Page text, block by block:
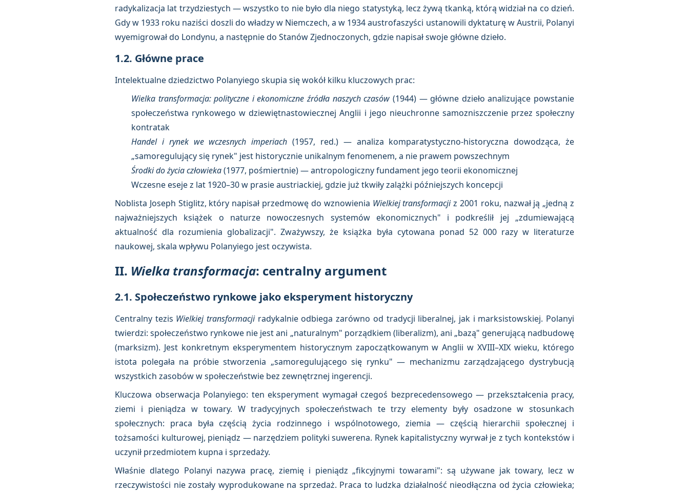
radykalizacja lat trzydziestych — wszystko to nie było dla niego statystyką, lecz żywą tkanką, którą widział na co dzień.
Gdy w 1933 roku naziści doszli do władzy w Niemczech, a w 1934 austrofaszyści ustanowili dyktaturę w Austrii, Polanyi
wyemigrował do Londynu, a następnie do Stanów Zjednoczonych, gdzie napisał swoje główne dzieło.
1.2. Główne prace
Intelektualne dziedzictwo Polanyiego skupia się wokół kilku kluczowych prac:
Wielka transformacja: polityczne i ekonomiczne źródła naszych czasów (1944) — główne dzieło analizujące powstanie
społeczeństwa rynkowego w dziewiętnastowiecznej Anglii i jego nieuchronne samozniszczenie przez społeczny
kontratak
Handel i rynek we wczesnych imperiach (1957, red.) — analiza komparatystyczno-historyczna dowodząca, że
„samoregulujący się rynek" jest historycznie unikalnym fenomenem, a nie prawem powszechnym
Środki do życia człowieka(1977, pośmiertnie) — antropologiczny fundament jego teorii ekonomicznej
Wczesne eseje z lat 1920–30 w prasie austriackiej, gdzie już tkwiły zalążki późniejszych koncepcji
Noblista Joseph Stiglitz, który napisał przedmowę do wznowienia Wielkiej transformacjiz 2001 roku, nazwał ją „jedną z
najważniejszych książek o naturze nowoczesnych systemów ekonomicznych" i podkreślił jej „zdumiewającą
aktualność dla rozumienia globalizacji". Zważywszy, że książka była cytowana ponad 52 000 razy w literaturze
naukowej, skala wpływu Polanyiego jest oczywista.
II. Wielka transformacja: centralny argument
2.1. Społeczeństwo rynkowe jako eksperyment historyczny
Centralny tezis Wielkiej transformacjiradykalnie odbiega zarówno od tradycji liberalnej, jak i marksistowskiej. Polanyi
twierdzi: społeczeństwo rynkowe nie jest ani „naturalnym" porządkiem (liberalizm), ani „bazą" generującą nadbudowę
(marksizm). Jest konkretnym eksperymentem historycznym zapoczątkowanym w Anglii w XVIII–XIX wieku, którego
istota polegała na próbie stworzenia „samoregulującego się rynku" — mechanizmu zarządzającego dystrybucją
wszystkich zasobów w społeczeństwie bez zewnętrznej ingerencji.
Kluczowa obserwacja Polanyiego: ten eksperyment wymagał czegoś bezprecedensowego — przekształcenia pracy,
ziemi i pieniądza w towary. W tradycyjnych społeczeństwach te trzy elementy były osadzone w stosunkach
społecznych: praca była częścią życia rodzinnego i wspólnotowego, ziemia — częścią hierarchii społecznej i
tożsamości kulturowej, pieniądz — narzędziem polityki suwerena. Rynek kapitalistyczny wyrwał je z tych kontekstów i
uczynił przedmiotem kupna i sprzedaży.
Właśnie dlatego Polanyi nazywa pracę, ziemię i pieniądz „fikcyjnymi towarami": są używane jak towary, lecz w
rzeczywistości nie zostały wyprodukowane na sprzedaż. Praca to ludzka działalność nieodłączna od życia człowieka;